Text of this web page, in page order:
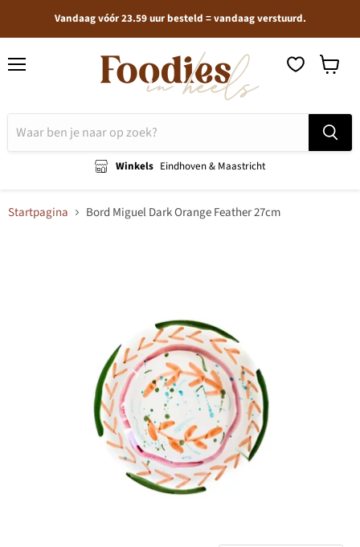
Vandaag vóór 23.59 uur besteld = vandaag verstuurd.
Winkels Eindhoven & Maastricht
Startpagina Bord Miguel Dark Orange Feather 27cm